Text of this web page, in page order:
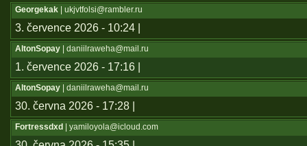
Georgekak | ukjvtfolsi@rambler.ru
3. července 2026 - 10:24 |
AltonSopay | daniilraweha@mail.ru
1. července 2026 - 17:16 |
AltonSopay | daniilraweha@mail.ru
30. června 2026 - 17:28 |
Fortressdxd | yamiloyola@icloud.com